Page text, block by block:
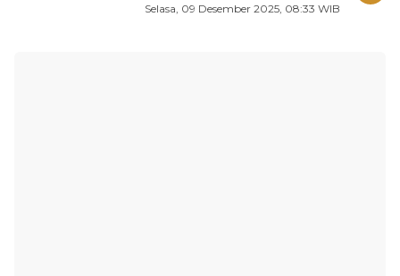
Selasa, 09 Desember 2025, 08:33 WIB